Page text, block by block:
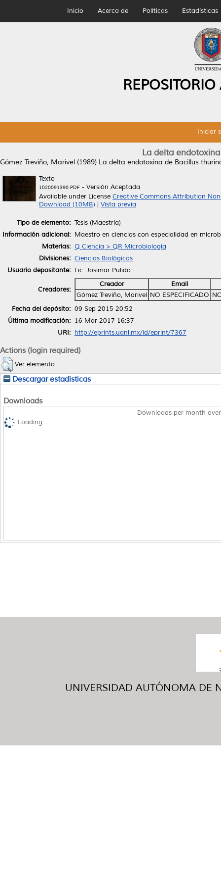
Inicio Acerca de Políticas Estadísticas
Iniciar
La delta
Gómez Treviño, Marivel (1989) La delta endotoxina de Bacillus
Texto
1020091390.PDF - Versión Aceptada
Available under License Creative Commons Attribution
Download (10MB)
Vista previa
Tipo de elemento: Tesis (Maestría)
Información adicional: Maestro en ciencias con especialidad en
Materias: Q Ciencia > QR Microbiología
Divisiones: Ciencias Biológicas
Usuario depositante: Lic. Josimar Pulido
Creadores:
Creador
Email
Gómez Treviño, Marivel NO ESPECIFICADO
Fecha del depósito: 09 Sep 2015 20:52
Última modificación: 16 Mar 2017 16:37
URI: http://eprints.uanl.mx/id/eprint/7367
Actions (login required)
Ver elemento
Descargar estadísticas
Downloads
Downloads per month
Loading...
UNIVERSIDAD AUTÓNOMA DE